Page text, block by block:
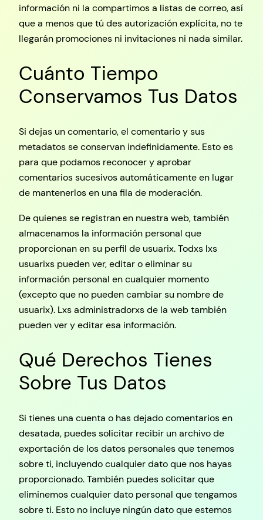
información ni la compartimos a listas de correo, así
que a menos que tú des autorización explícita, no te
llegarán promociones ni invitaciones ni nada similar.
Cuánto Tiempo
Conservamos Tus Datos
Si dejas un comentario, el comentario y sus
metadatos se conservan indefinidamente. Esto es
para que podamos reconocer y aprobar
comentarios sucesivos automáticamente en lugar
de mantenerlos en una fila de moderación.
De quienes se registran en nuestra web, también
almacenamos la información personal que
proporcionan en su perfil de usuarix. Todxs lxs
usuarixs pueden ver, editar o eliminar su
información personal en cualquier momento
(excepto que no pueden cambiar su nombre de
usuarix). Lxs administradorxs de la web también
pueden ver y editar esa información.
Qué Derechos Tienes
Sobre Tus Datos
Si tienes una cuenta o has dejado comentarios en
desatada, puedes solicitar recibir un archivo de
exportación de los datos personales que tenemos
sobre ti, incluyendo cualquier dato que nos hayas
proporcionado. También puedes solicitar que
eliminemos cualquier dato personal que tengamos
sobre ti. Esto no incluye ningún dato que estemos